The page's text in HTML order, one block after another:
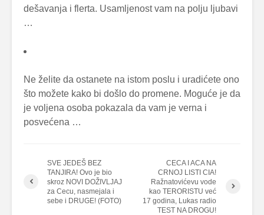
dešavanja i flerta. Usamljenost vam na polju ljubavi
…
Ne želite da ostanete na istom poslu i uradićete ono
što možete kako bi došlo do promene. Moguće je da
je voljena osoba pokazala da vam je verna i
posvećena …
SVE JEDEŠ BEZ
TANJIRA! Ovo je bio
skroz NOVI DOŽIVLJAJ
za Cecu, nasmejala i
sebe i DRUGE! (FOTO)
CECA I ACA NA
CRNOJ LISTI CIA!
Ražnatovićevu vode
kao TERORISTU već
17 godina, Lukas radio
TEST NA DROGU!